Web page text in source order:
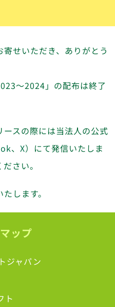
せいただき、ありがとう
～2024」の配布は終了
スの際には当法人の公式
、 X）にて発信いたしま
さい。
します。
ップ
ジャパン
ト